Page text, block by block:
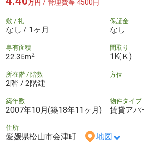
万円 / 管理費等 4500円
敷 / 礼
なし / 1ヶ月
保証金
なし
専有面積
22.35m2
間取り
1K(Ｋ)
所在階 / 階数
2階 / 2階建
方位
築年数
2007年10月(築18年11ヶ月)
物件タイプ
賃貸アパ
住所
愛媛県松山市会津町 地図